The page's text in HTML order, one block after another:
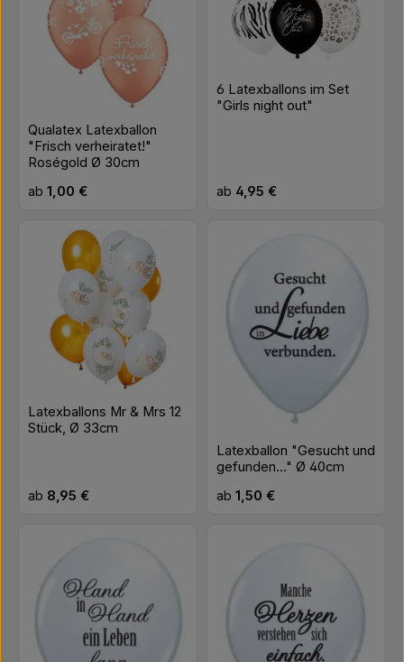
Qualatex Latexballon
"Frisch verheiratet!"
Roségold Ø 30cm
Regulärer Preis:
ab1,00 €
6 Latexballons im Set
"Girls night out"
Regulärer Preis:
ab 4,95 €
Latexballons Mr & Mrs 12
Stück, Ø 33cm
Regulärer Preis:
ab 8,95 €
Latexballon "Gesucht und
gefunden..." Ø 40cm
Regulärer Preis:
ab1,50 €